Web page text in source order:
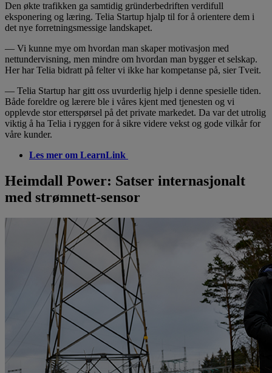
Den økte trafikken ga samtidig gründerbedriften verdifull
eksponering og læring. Telia Startup hjalp til for å orientere dem i
det nye forretningsmessige landskapet.
— Vi kunne mye om hvordan man skaper motivasjon med
nettundervisning, men mindre om hvordan man bygger et selskap.
Her har Telia bidratt på felter vi ikke har kompetanse på, sier Tveit.
— Telia Startup har gitt oss uvurderlig hjelp i denne spesielle tiden.
Både foreldre og lærere ble i våres kjent med tjenesten og vi
opplevde stor etterspørsel på det private markedet. Da var det utrolig
viktig å ha Telia i ryggen for å sikre videre vekst og gode vilkår for
våre kunder.
Les mer om LearnLink
Heimdall Power: Satser internasjonalt
med strømnett-sensor